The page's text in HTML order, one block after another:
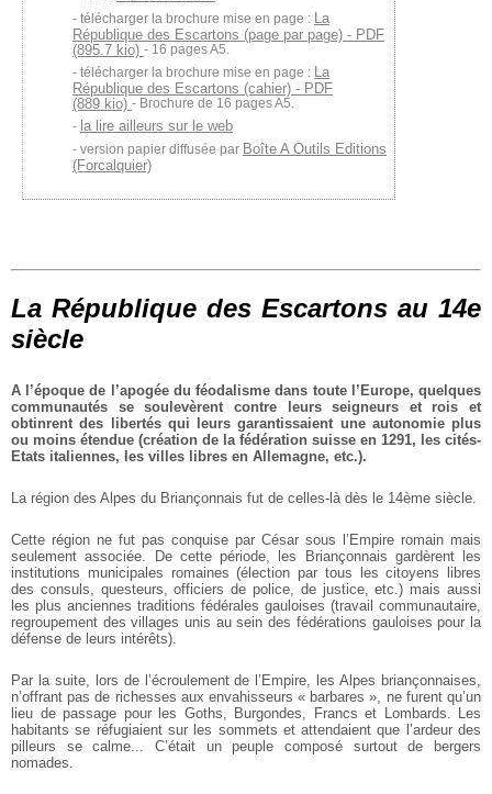
télécharger la brochure mise en page : La
République des Escartons (page par page) - PDF
(895.7 kio) - 16 pages A5.
télécharger la brochure mise en page : La
République des Escartons (cahier) - PDF
(889 kio) - Brochure de 16 pages A5.
la lire ailleurs sur le web
version papier diffusée par Boîte A Outils Editions
(Forcalquier)
La République des Escartons au 14e
siècle
A l’époque de l’apogée du féodalisme dans toute l’Europe, quelques
communautés se soulevèrent contre leurs seigneurs et rois et
obtinrent des libertés qui leurs garantissaient uneautonomie plus
ou moins étendue (création de la fédération suisse en 1291, les cités-
Etats italiennes, les villes libres en Allemagne, etc.).
La région des Alpes du Briançonnais fut de celles-là dès le 14ème siècle.
Cette région ne fut pas conquise par César sous l’Empire romain mais
seulement associée. De cette période, les Briançonnais gardèrent les
institutions municipales romaines (élection par tous les citoyens libres
des consuls, questeurs, officiers de police, de justice, etc.) mais aussi
les plus anciennes traditions fédérales gauloises (travail communautaire,
regroupement des villages unis au sein des fédérations gauloises pour la
défense de leurs intérêts).
Par la suite, lors de l’écroulement de l’Empire, les Alpes briançonnaises,
n’offrant pas de richesses aux envahisseurs « barbares », ne furent qu’un
lieu de passage pour les Goths, Burgondes, Francs et Lombards. Les
habitants se réfugiaient sur les sommets et attendaient que l’ardeur des
pilleurs se calme... C’était un peuple composé surtout de bergers
nomades.